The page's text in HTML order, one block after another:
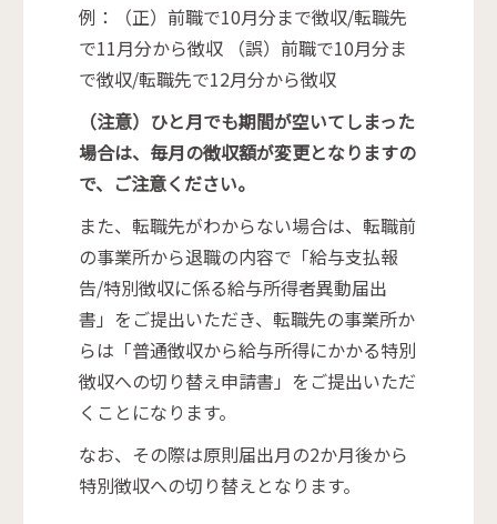
例：（正）前職で10月分まで徴収/転職先
で11月分から徴収 （誤）前職で10月分ま
で徴収/転職先で12月分から徴収
（注意）ひと月でも期間が空いてしまった
場合は、毎月の徴収額が変更となりますの
で、ご注意ください。
また、転職先がわからない場合は、転職前
の事業所から退職の内容で「給与支払報
告/特別徴収に係る給与所得者異動届出
書」をご提出いただき、転職先の事業所か
らは「普通徴収から給与所得にかかる特別
徴収への切り替え申請書」をご提出いただ
くことになります。
なお、その際は原則届出月の2か月後から
特別徴収への切り替えとなります。